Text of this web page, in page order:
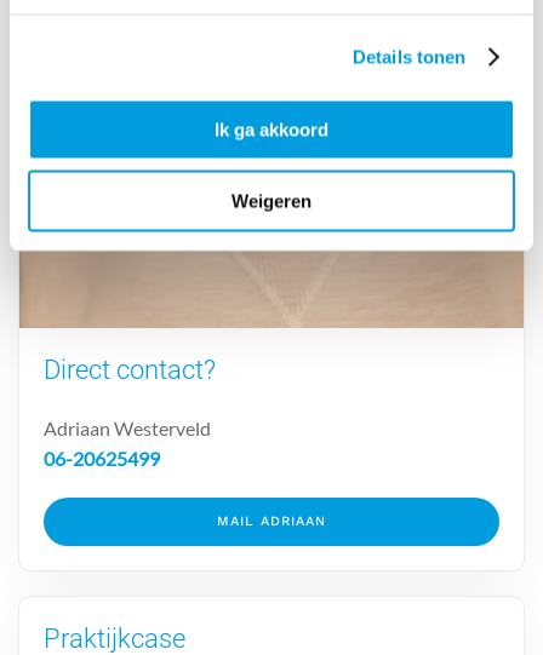
Details tonen
Ik ga akkoord
Weigeren
Direct contact?
Adriaan Westerveld
06-20625499
MAIL ADRIAAN
Praktijkcase